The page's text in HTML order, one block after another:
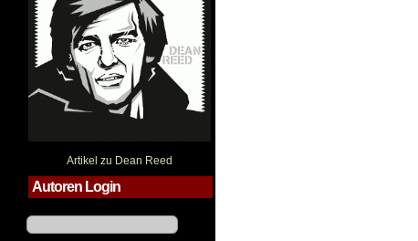
Artikel zu Dean Reed
Autoren Login